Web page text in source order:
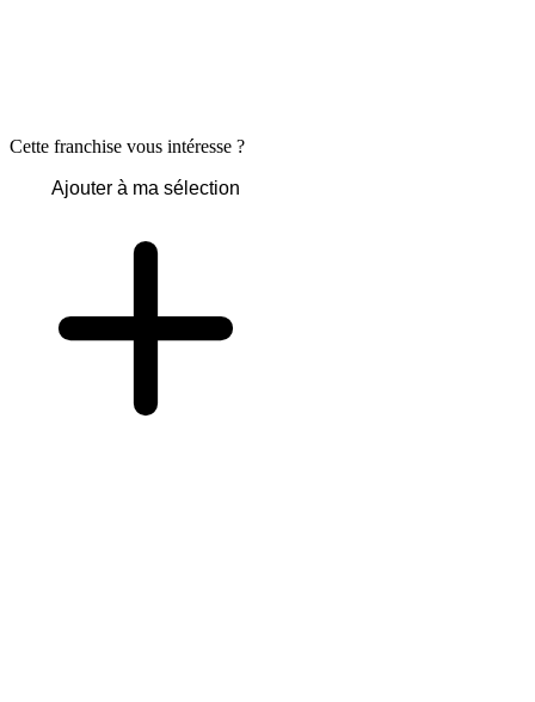
Cette franchise vous intéresse ?
Ajouter à ma sélection